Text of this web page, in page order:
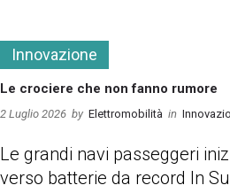
Innovazione
Le crociere che non fanno rumore
2 Luglio 2026 by Elettromobilità in
Le grandi navi passeggeri
verso batterie da record In